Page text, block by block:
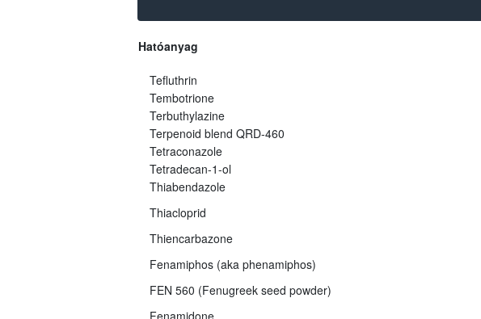
Hatóanyag
Tefluthrin
Tembotrione
Terbuthylazine
Terpenoid blend QRD-460
Tetraconazole
Tetradecan-1-ol
Thiabendazole
Thiacloprid
Thiencarbazone
Fenamiphos (aka phenamiphos)
FEN 560 (Fenugreek seed powder)
Fenamidone